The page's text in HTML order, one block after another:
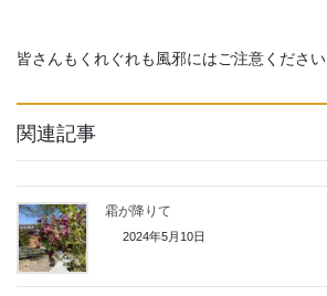
皆さんもくれぐれも風邪にはご注意ください
関連記事
霜が降りて
2024年5月10日